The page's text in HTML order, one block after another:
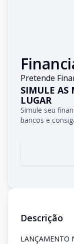
Pretende
SIMULE AS
LUGAR
Simule seu
bancos e
Descrição
LANÇAMENTO